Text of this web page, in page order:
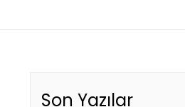
Son Yazılar